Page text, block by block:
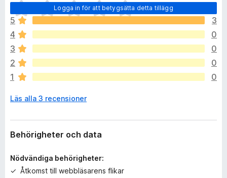
Logga in för att betygsätta detta tillägg
D
e
t
f
i
n
n
s
n
a
b
t
g
5
3
4
0
3
0
2
0
1
0
Läs alla 3 recensioner
Behörigheter och data
Nödvändiga behörigheter:
Åtkomst till webbläsarens flikar